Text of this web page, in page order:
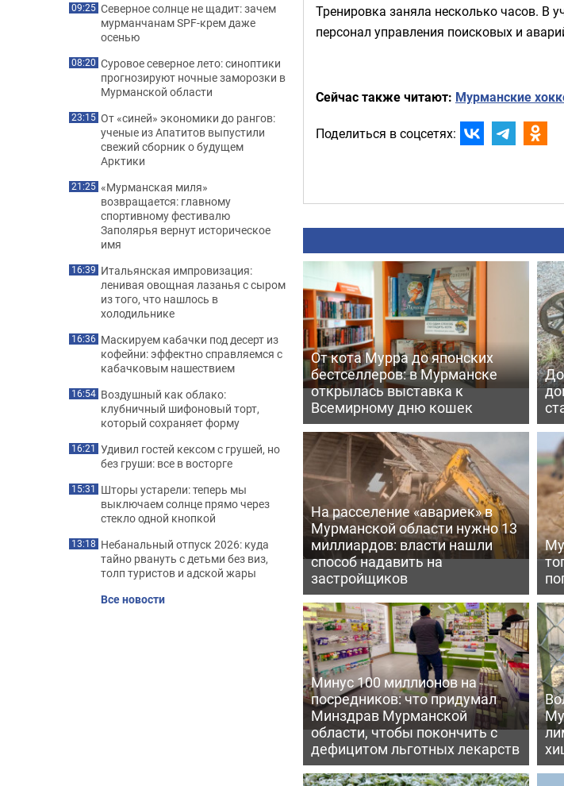
Тренировка заняла несколько часов. В
персонал управления поисковых и
Сейчас также читают: Мурманские
Поделиться в соцсетях:
От кота Мурра до японских
бестселлеров: в Мурманске
открылась выставка к
Всемирному дню кошек
На расселение «авариек» в
Мурманской области нужно 13
миллиардов: власти нашли
способ надавить на
застройщиков
Минус 100 миллионов на
посредников: что придумал
Минздрав Мурманской
области, чтобы покончить с
дефицитом льготных лекарств
09:25 Северное солнце не щадит: зачем
мурманчанам SPF-крем даже
осенью
08:20 Суровое северное лето: синоптики
прогнозируют ночные заморозки в
Мурманской области
23:15 От «синей» экономики до рангов:
ученые из Апатитов выпустили
свежий сборник о будущем
Арктики
21:25 «Мурманская миля»
возвращается: главному
спортивному фестивалю
Заполярья вернут историческое
имя
16:39 Итальянская импровизация:
ленивая овощная лазанья с сыром
из того, что нашлось в
холодильнике
16:36 Маскируем кабачки под десерт из
кофейни: эффектно справляемся с
кабачковым нашествием
16:54 Воздушный как облако:
клубничный шифоновый торт,
который сохраняет форму
16:21 Удивил гостей кексом с грушей, но
без груши: все в восторге
15:31 Шторы устарели: теперь мы
выключаем солнце прямо через
стекло одной кнопкой
13:18 Небанальный отпуск 2026: куда
тайно рвануть с детьми без виз,
толп туристов и адской жары
Все новости